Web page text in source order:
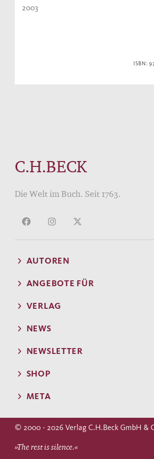
2003
ISBN:
C.H.BECK
Die Welt im Buch. Seit 1763.
AUTOREN
ANGEBOTE FÜR
VERLAG
NEWS
NEWSLETTER
SHOP
META
© 2000 - 2026 Verlag C.H.Beck GmbH &
»The rest is silence.«